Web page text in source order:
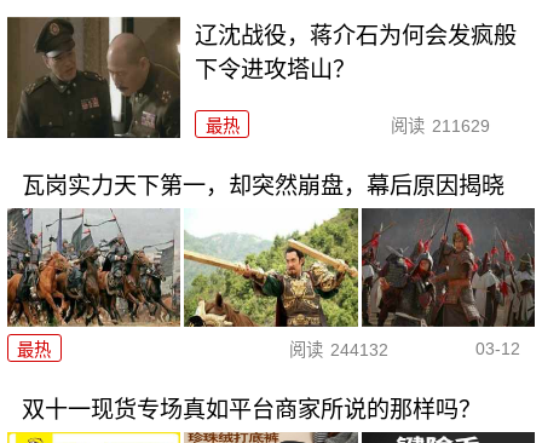
辽沈战役，蒋介石为何会发疯般
下令进攻塔山？
最热 阅读 211629
瓦岗实力天下第一，却突然崩盘，幕后原因揭晓
最热 阅读 244132 03-12
双十一现货专场真如平台商家所说的那样吗？